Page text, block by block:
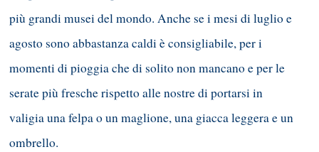
più grandi musei del mondo. Anche se i mesi di luglio e
agosto sono abbastanza caldi è consigliabile, per i
momenti di pioggia che di solito non mancano e per le
serate più fresche rispetto alle nostre di portarsi in
valigia una felpa o un maglione, una giacca leggera e un
ombrello.